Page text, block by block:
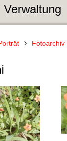
Verwaltung
Fotoarchiv